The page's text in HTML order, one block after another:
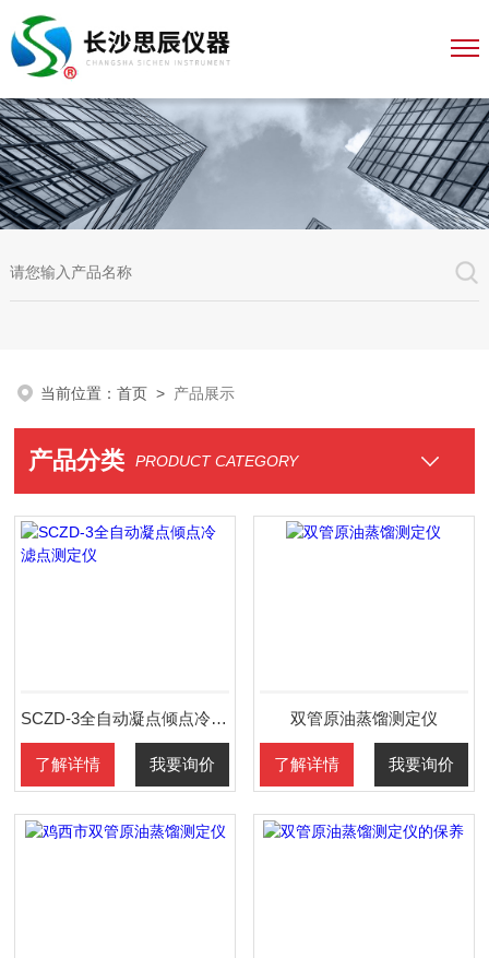
当前位置：首页 > 产品展示
产品分类 PRODUCT CATEGORY
SCZD-3全自动凝点倾点冷滤点测定仪
了解详情 我要询价
双管原油蒸馏测定仪
了解详情 我要询价